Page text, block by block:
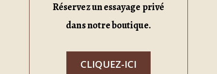
Réservez un essayage privé
dans notre boutique.
CLIQUEZ-ICI